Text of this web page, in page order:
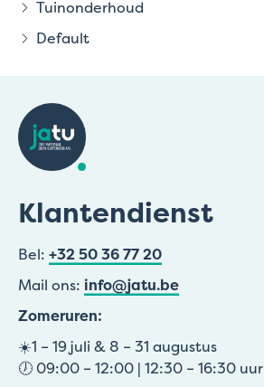
Tuinonderhoud
Default
Klantendienst
Bel: +32 50 36 77 20
Mail ons: info@jatu.be
Zomeruren:
☀️1 – 19 juli & 8 – 31 augustus
🕖 09:00 – 12:00 | 12:30 – 16:30 uur